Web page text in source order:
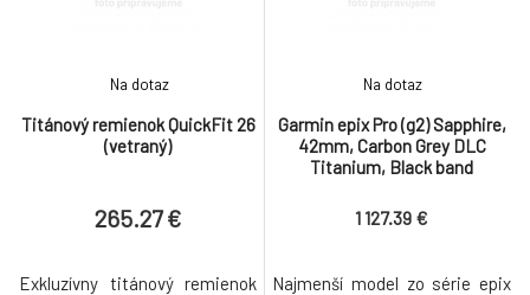
Titánový remienok QuickFit 26
(vetraný)
Na dotaz
265.27 €
Exkluzívny titánový remienok
Garmin epix Pro (g2) Sapphire,
42mm, Carbon Grey DLC
Titanium, Black band
Na dotaz
1 127.39 €
Najmenší model zo série epix